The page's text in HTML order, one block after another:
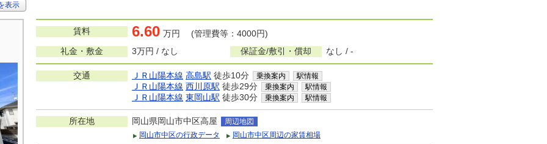
表示
賃料 6.60 万円 (管理費等：4000円)
礼金・敷金
3万円 / なし 保証金/敷引・償却 なし / -
交通 ＪＲ山陽本線 高島駅 徒歩10分 乗換案内 駅情報
ＪＲ山陽本線 西川原駅 徒歩29分 乗換案内 駅情報
ＪＲ山陽本線 東岡山駅 徒歩30分 乗換案内 駅情報
所在地 岡山県岡山市中区高屋
周辺地図
岡山市中区の行政データ
岡山市中区周辺の家賃相場